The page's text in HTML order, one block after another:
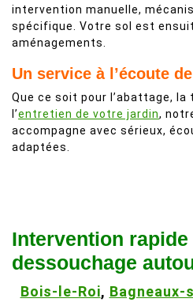
intervention manuelle,
spécifique. Votre sol est
aménagements.
Un service à l’écoute
Que ce soit pour l’abattage, la
l’entretien de votre jardin,
accompagne avec sérieux,
adaptées.
Intervention rapide
dessouchage
Bois-le-Roi, Bagneaux-